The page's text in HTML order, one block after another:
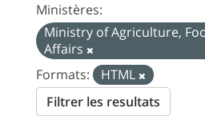
Ministères:
Ministry of Agriculture,
Affairs
Formats:
HTML
Filtrer les resultats